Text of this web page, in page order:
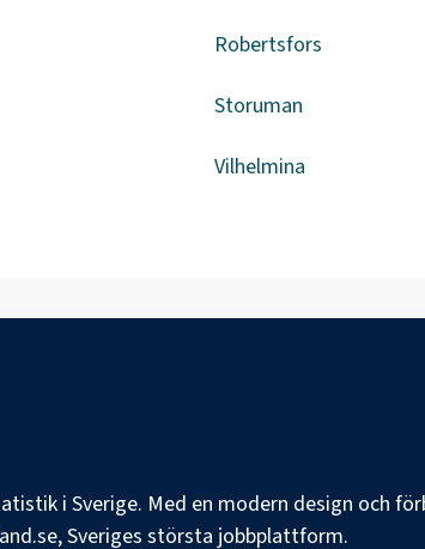
Robertsfors
Storuman
Vilhelmina
i Sverige. Med en modern design och
Sveriges största jobbplattform.